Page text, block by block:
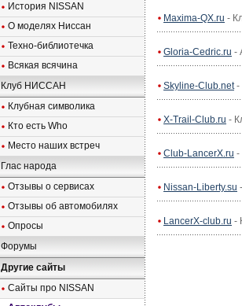
История NISSAN
О моделях Ниссан
Техно-библиотечка
Всякая всячина
Клуб НИССАН
Клубная символика
Кто есть Who
Место наших встреч
Глас народа
Отзывы о сервисах
Отзывы об автомобилях
Опросы
Форумы
Другие сайты
Сайты про NISSAN
Maxima-QX.ru -
Gloria-Cedric.ru -
Skyline-Club.net-
X-Trail-Club.ru -
Club-LancerX.ru -
Nissan-Liberty.su
LancerX-club.ru -